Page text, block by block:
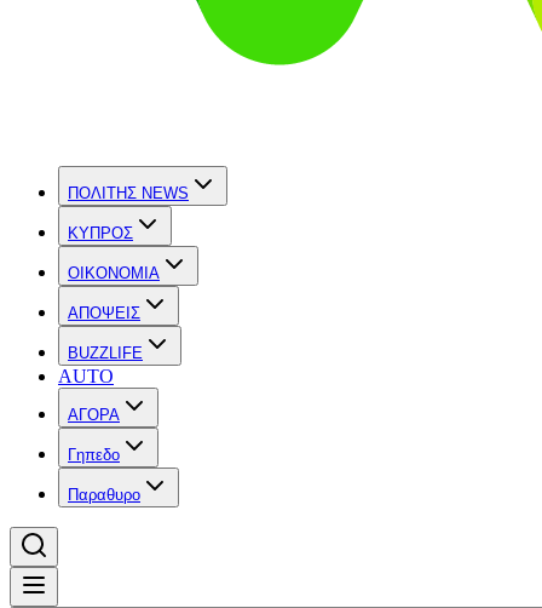
ΠΟΛΙΤΗΣ NEWS
ΚΥΠΡΟΣ
OIKONOMIA
ΑΠΟΨΕΙΣ
BUZZLIFE
AUTO
ΑΓΟΡΑ
Γηπεδο
Παραθυρο